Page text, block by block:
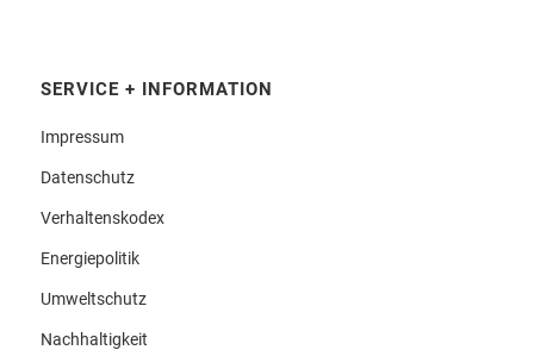
SERVICE + INFORMATION
Impressum
Datenschutz
Verhaltenskodex
Energiepolitik
Umweltschutz
Nachhaltigkeit